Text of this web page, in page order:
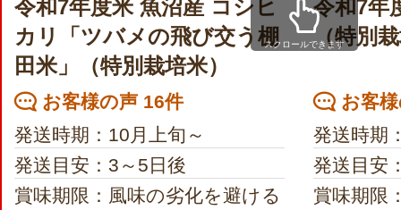
令和7年度米 魚沼産 コシヒ
カリ「ツバメの飛び交う棚
田米」（特別栽培米）
お客様の声 16件
発送時期：10月上旬～
発送目安：3～5日後
賞味期限：風味の劣化を避ける
令和7年
（特別
お客
発送時期
発送目安
賞味期限
スクロールできます